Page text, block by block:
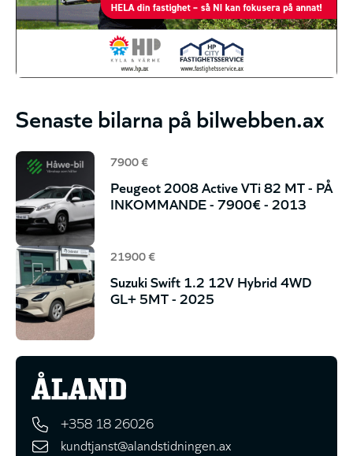
Senaste bilarna på bilwebben.ax
7900 €
Peugeot 2008 Active VTi 82 MT - PÅ
INKOMMANDE - 7900€ - 2013
21900 €
Suzuki Swift 1.2 12V Hybrid 4WD
GL+ 5MT - 2025
+358 18 26026
kundtjanst@alandstidningen.ax